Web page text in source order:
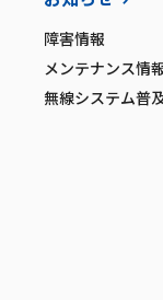
障害情報
メンテナンス情
無線システム普